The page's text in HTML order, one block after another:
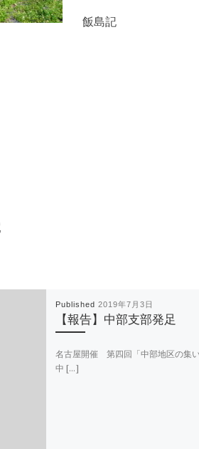
飯島記
Published 2019年7月3日
【報告】中部支部発足
名古屋開催 第四回「中部地区の集い
中 […]